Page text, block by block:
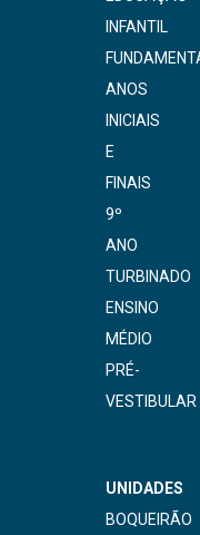
INFANTIL
ANOS
INICIAIS
E
FINAIS
9º
ANO
TURBINADO
ENSINO
MÉDIO
PRÉ-
VESTIBULAR
UNIDADES
BOQUEIRÃO